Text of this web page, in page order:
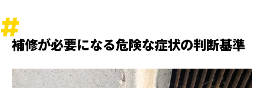
補修が必要になる危険な症状の判断基準